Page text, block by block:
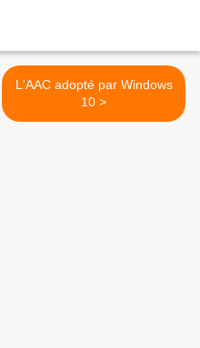
L'AAC adopté par Windows
10 >